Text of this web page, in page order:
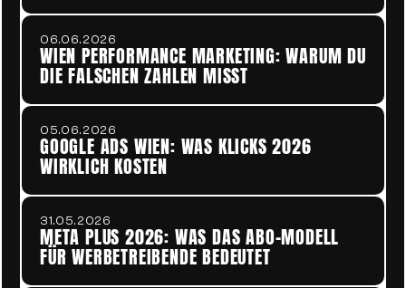
06.06.2026
WIEN PERFORMANCE MARKETING: WARUM DU
DIE FALSCHEN ZAHLEN MISST
05.06.2026
GOOGLE ADS WIEN: WAS KLICKS 2026
WIRKLICH KOSTEN
31.05.2026
META PLUS 2026: WAS DAS ABO-MODELL
FÜR WERBETREIBENDE BEDEUTET